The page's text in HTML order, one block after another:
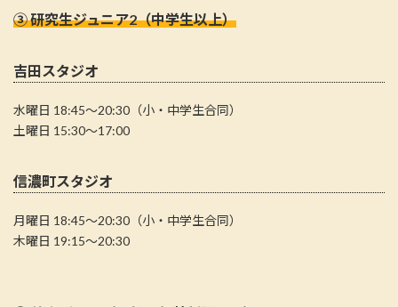
③ 研究生ジュニア2（中学生以上）
吉田スタジオ
水曜日 18:45～20:30（小・中学生合同）
土曜日 15:30～17:00
信濃町スタジオ
月曜日 18:45～20:30（小・中学生合同）
木曜日 19:15～20:30